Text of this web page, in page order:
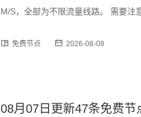
M/S，全部为不限流量线路。 需要注
订阅格式，用户可通过以下链接
免费节点 2026-08-08
08月07日更新47条免费